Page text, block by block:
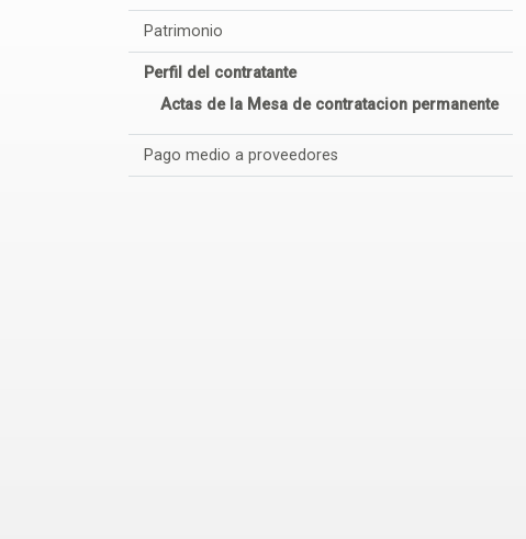
Patrimonio
Perfil del contratante
Actas de la Mesa de contratacion permanente
Pago medio a proveedores